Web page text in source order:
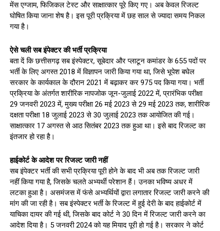
मेंस एग्जाम, फिजिकल टेस्ट और साक्षात्कार पूरे किए गए। अब केवल रिजल्ट
घोषित किया जाना शेष है। इस पूरी प्रक्रिया में छह साल से ज्यादा समय निकल
गया है।
ऐसे चली सब इंपेक्टर की भर्ती प्रक्रिया
बता दें कि छत्तीसगढ़ सब इंस्पेक्टर, सूबेदार और प्लाटून कमांडर के 655 पदों पर
भर्ती के लिए अगस्त 2018 में विज्ञापन जारी किया गया था, जिसे भूपेश बघेल
सरकार के कार्यकाल के दौरान 2021 में बढ़ाकर कर 975 पद किया गया। भर्ती
प्रक्रिया के अंतर्गत शारीरिक नापजोक जून-जुलाई 2022 में, प्रारंभिक परीक्षा
29 जनवरी 2023 में, मुख्य परीक्षा 26 मई 2023 से 29 मई 2023 तक, शारीरिक
दक्षता परीक्षा 18 जुलाई 2023 से 30 जुलाई 2023 तक आयोजित की गई।
साक्षात्कार 17 अगस्त से आठ सितंबर 2023 तक हुआ था। इसे बाद रिजल्ट का
इंतजार हो रहा है।
हाईकोर्ट के आदेश पर रिजल्ट जारी नहीं
सब इंपेक्टर भर्ती की सभी प्रक्रिया पूरी होने के बाद भी अब तक रिजल्ट जारी
नहीं किया गया है, जिसके चलते अभ्यर्थी परेशान हैं। उनका भविष्य अधर में
लटका हुआ है। असमंजस में फंसे अभ्यर्थियों द्वारा लगातार रिजल्ट जारी करने की
मांग की जा रही है। सब इंस्पेक्टर भर्ती के रिजल्ट में हुई देरी के बाद हाईकोर्ट में
याचिका दायर की गई थी, जिसके बाद कोर्ट ने 30 दिन में रिजल्ट जारी करने का
आदेश दिया है। 5 जनवरी 2024 को यह मियाद पूरी हो गई है। सरकार ने कोर्ट